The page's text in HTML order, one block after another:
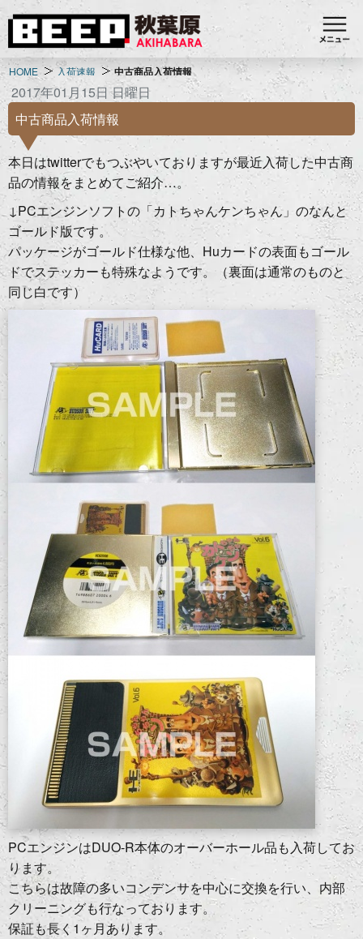
HOME 入荷速報 中古商品入荷情報
2017年01月15日 日曜日
中古商品入荷情報
本日はtwitterでもつぶやいておりますが最近入荷した中古商
品の情報をまとめてご紹介…。
↓PCエンジンソフトの「カトちゃんケンちゃん」のなんと
ゴールド版です。
パッケージがゴールド仕様な他、Huカードの表面もゴール
ドでステッカーも特殊なようです。（裏面は通常のものと
同じ白です）
PCエンジンはDUO-R本体のオーバーホール品も入荷してお
ります。
こちらは故障の多いコンデンサを中心に交換を行い、内部
クリーニングも行なっております。
保証も長く1ヶ月あります。